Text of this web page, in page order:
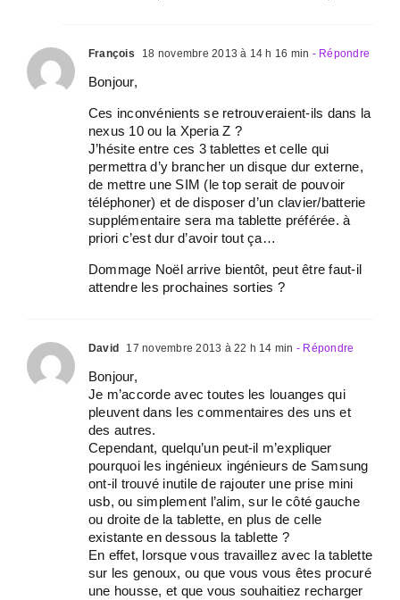
François 18 novembre 2013 à 14 h 16 min - Répondre
Bonjour,
Ces inconvénients se retrouveraient-ils dans la
nexus 10 ou la Xperia Z ?
J’hésite entre ces 3 tablettes et celle qui
permettra d’y brancher un disque dur externe,
de mettre une SIM (le top serait de pouvoir
téléphoner) et de disposer d’un clavier/batterie
supplémentaire sera ma tablette préférée. à
priori c’est dur d’avoir tout ça…
Dommage Noël arrive bientôt, peut être faut-il
attendre les prochaines sorties ?
David 17 novembre 2013 à 22 h 14 min - Répondre
Bonjour,
Je m’accorde avec toutes les louanges qui
pleuvent dans les commentaires des uns et
des autres.
Cependant, quelqu’un peut-il m’expliquer
pourquoi les ingénieux ingénieurs de Samsung
ont-il trouvé inutile de rajouter une prise mini
usb, ou simplement l’alim, sur le côté gauche
ou droite de la tablette, en plus de celle
existante en dessous la tablette ?
En effet, lorsque vous travaillez avec la tablette
sur les genoux, ou que vous vous êtes procuré
une housse, et que vous souhaitiez recharger